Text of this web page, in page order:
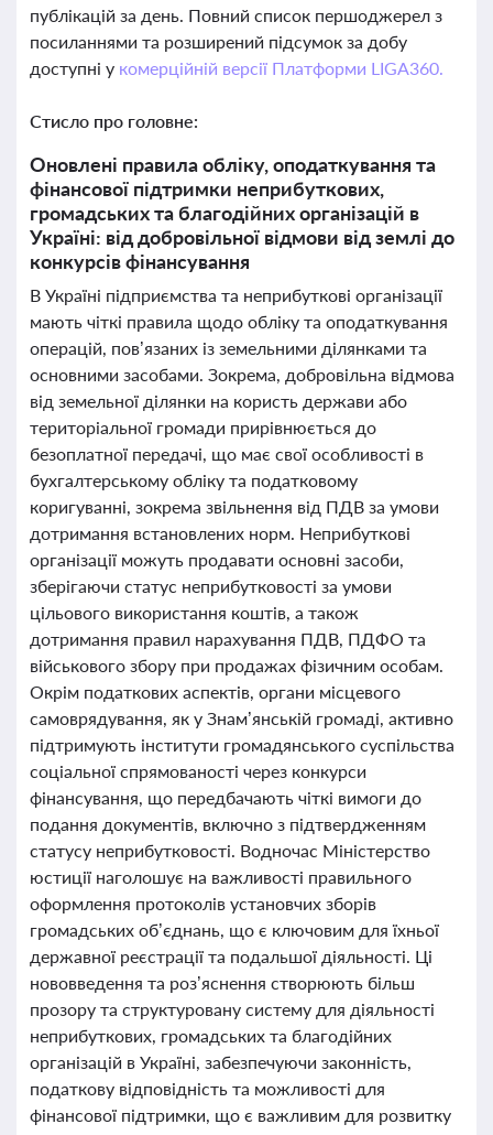
публікацій за день. Повний список першоджерел з
посиланнями та розширений підсумок за добу
доступні у комерційній версії Платформи LIGA360.
Стисло про головне:
Оновлені правила обліку, оподаткування та
фінансової підтримки неприбуткових,
громадських та благодійних організацій в
Україні: від добровільної відмови від землі до
конкурсів фінансування
В Україні підприємства та неприбуткові організації
мають чіткі правила щодо обліку та оподаткування
операцій, пов’язаних із земельними ділянками та
основними засобами. Зокрема, добровільна відмова
від земельної ділянки на користь держави або
територіальної громади прирівнюється до
безоплатної передачі, що має свої особливості в
бухгалтерському обліку та податковому
коригуванні, зокрема звільнення від ПДВ за умови
дотримання встановлених норм. Неприбуткові
організації можуть продавати основні засоби,
зберігаючи статус неприбутковості за умови
цільового використання коштів, а також
дотримання правил нарахування ПДВ, ПДФО та
військового збору при продажах фізичним особам.
Окрім податкових аспектів, органи місцевого
самоврядування, як у Знам’янській громаді, активно
підтримують інститути громадянського суспільства
соціальної спрямованості через конкурси
фінансування, що передбачають чіткі вимоги до
подання документів, включно з підтвердженням
статусу неприбутковості. Водночас Міністерство
юстиції наголошує на важливості правильного
оформлення протоколів установчих зборів
громадських об’єднань, що є ключовим для їхньої
державної реєстрації та подальшої діяльності. Ці
нововведення та роз’яснення створюють більш
прозору та структуровану систему для діяльності
неприбуткових, громадських та благодійних
організацій в Україні, забезпечуючи законність,
податкову відповідність та можливості для
фінансової підтримки, що є важливим для розвитку